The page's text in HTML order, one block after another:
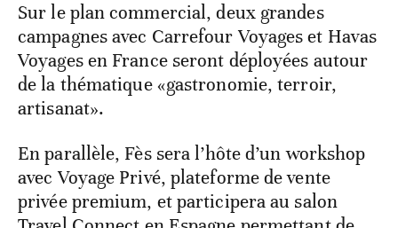
Sur le plan commercial, deux grandes
campagnes avec Carrefour Voyages et Havas
Voyages en France seront déployées autour
de la thématique «gastronomie, terroir,
artisanat».
En parallèle, Fès sera l’hôte d’un workshop
avec Voyage Privé, plateforme de vente
privée premium, et participera au salon